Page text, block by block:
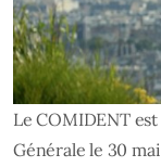
Le COMIDENT
Générale le 30